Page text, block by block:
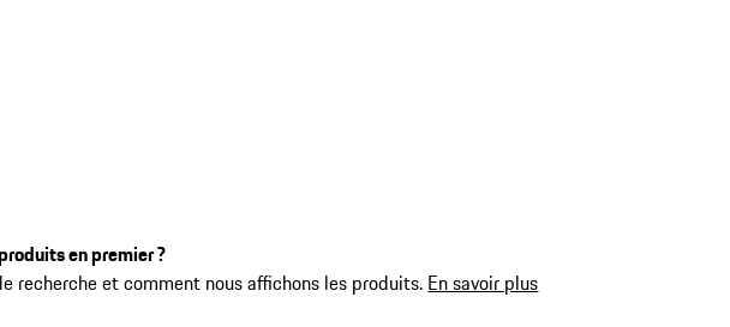
en premier ?
recherche et comment nous affichons les produits. En savoir plus